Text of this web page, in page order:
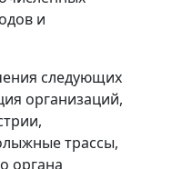
и
следующих
организаций,
трассы,
органа